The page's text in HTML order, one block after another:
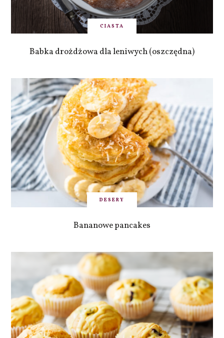
CIASTA
Babka drożdżowa dla leniwych (oszczędna)
DESERY
Bananowe pancakes